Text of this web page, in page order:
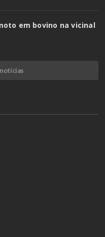
em bovino na vicinal